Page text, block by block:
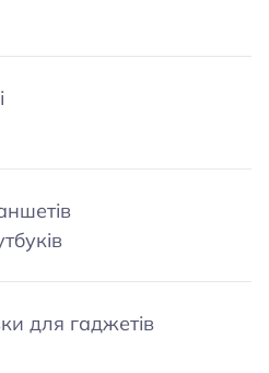
для гаджетів